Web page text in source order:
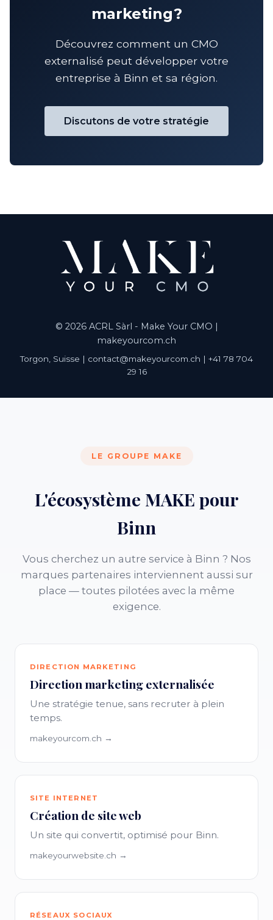
marketing?
Découvrez comment un CMO
externalisé peut développer votre
entreprise à Binn et sa région.
Discutons de votre stratégie
© 2026 ACRL Sàrl - Make Your CMO |
makeyourcom.ch
Torgon, Suisse | contact@makeyourcom.ch | +41 78 704
29 16
LE GROUPE MAKE
L'écosystème MAKE pour
Binn
Vous cherchez un autre service à Binn ? Nos
marques partenaires interviennent aussi sur
place — toutes pilotées avec la même
exigence.
DIRECTION MARKETING
Direction marketing externalisée
Une stratégie tenue, sans recruter à plein
temps.
makeyourcom.ch →
SITE INTERNET
Création de site web
Un site qui convertit, optimisé pour Binn.
makeyourwebsite.ch →
RÉSEAUX SOCIAUX